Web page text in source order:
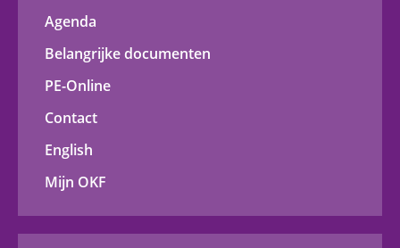
Agenda
Belangrijke documenten
PE-Online
Contact
English
Mijn OKF